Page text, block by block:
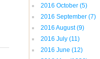
2016 October (5)
2016 September (7)
2016 August(9)
2016 July (11)
2016 June (12)